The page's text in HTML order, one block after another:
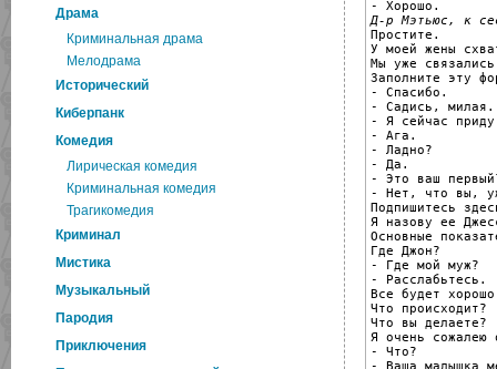
Драма
Криминальная драма
Мелодрама
Исторический
Киберпанк
Комедия
Лирическая комедия
Криминальная комедия
Трагикомедия
Криминал
Мистика
Музыкальный
Пародия
Приключения
Д-р Мэтьюс, к
Простите.
У моей жены
Мы уже
Заполните эту
- Спасибо.
- Садись, милая.
- Я сейчас
- Ага.
- Ладно?
- Да.
- Это ваш
- Нет, что вы,
Подпишитесь
Я назову ее
Основные
Где Джон?
- Где мой муж?
- Расслабьтесь.
Все будет
Что происходит?
Что вы делаете?
Я очень сожалею
- Что?
- Ваша малышка